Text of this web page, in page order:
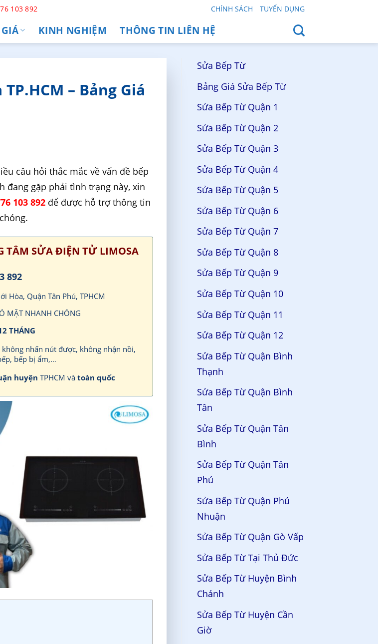
103 892 CHÍNH SÁCH TUYỂN DỤNG
KINH NGHIỆM THÔNG TIN LIÊN HỆ
– Bảng Giá
câu hỏi thắc mắc về vấn đề bếp
đang gặp phải tình trạng này, xin
103 892 để được hỗ trợ thông tin
TÂM SỬA ĐIỆN TỬ LIMOSA
892
Hòa, Quận Tân Phú, TPHCM
MẶT NHANH CHÓNG
THÁNG
nhấn nút được, không nhận nồi,
bếp bị ẩm,…
huyện TPHCM vàtoàn quốc
Sửa Bếp Từ
Bảng Giá Sửa Bếp Từ
Sửa Bếp Từ Quận 1
Sửa Bếp Từ Quận 2
Sửa Bếp Từ Quận 3
Sửa Bếp Từ Quận 4
Sửa Bếp Từ Quận 5
Sửa Bếp Từ Quận 6
Sửa Bếp Từ Quận 7
Sửa Bếp Từ Quận 8
Sửa Bếp Từ Quận 9
Sửa Bếp Từ Quận 10
Sửa Bếp Từ Quận 11
Sửa Bếp Từ Quận 12
Sửa Bếp Từ Quận Bình
Thạnh
Sửa Bếp Từ Quận Bình
Tân
Sửa Bếp Từ Quận Tân
Bình
Sửa Bếp Từ Quận Tân
Phú
Sửa Bếp Từ Quận Phú
Nhuận
Sửa Bếp Từ Quận Gò Vấp
Sửa Bếp Từ Tại Thủ Đức
Sửa Bếp Từ Huyện Bình
Chánh
Sửa Bếp Từ Huyện Cần
Giờ